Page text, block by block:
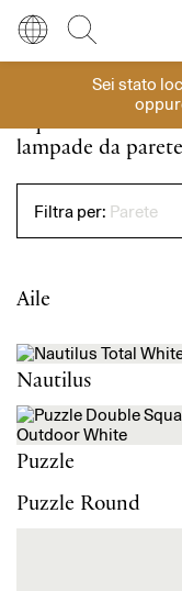
Sei stato
LinguaItaliano
Italiano
Deutsch
Español
Русский
简体中文
RegioneEuropa
Resto del mondo
Store locatorDiesel Living
Equilibrio di
lampade da
Filtra per: Parete
Aile
Nautilus
Puzzle
Puzzle Round